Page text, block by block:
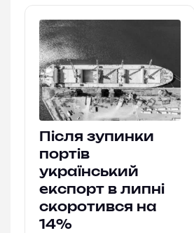
Після зупинки
портів
український
експорт в липні
скоротився на
14%